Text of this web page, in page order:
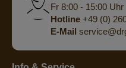
Fr 8:00 - 15:00 Uhr
Hotline +49 (0)
E-Mail